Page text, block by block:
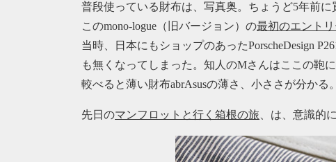
普段使っている財布は、写真奥。ちょうど5年前に
このmono-logue（旧バージョン）の最初のエント
当時、日本にもショップのあったPorscheDesign
も無くなってしまった。知人のMさんはここの鞄に
較べると薄い財布abrAsusの薄さ、小ささが分かる。
先日のマンフロットと行く箱根の旅 、は、意識的